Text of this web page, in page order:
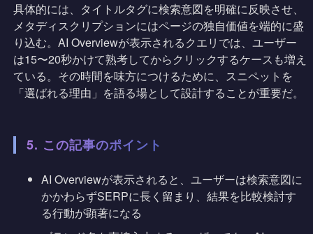
具体的には、タイトルタグに検索意図を明確に反映させ、
メタディスクリプションにはページの独自価値を端的に盛
り込む。AI Overviewが表示されるクエリでは、ユーザー
は15〜20秒かけて熟考してからクリックするケースも増え
ている。その時間を味方につけるために、スニペットを
「選ばれる理由」を語る場として設計することが重要だ。
5. この記事のポイント
AI Overviewが表示されると、ユーザーは検索意図に
かかわらずSERPに長く留まり、結果を比較検討す
る行動が顕著になる